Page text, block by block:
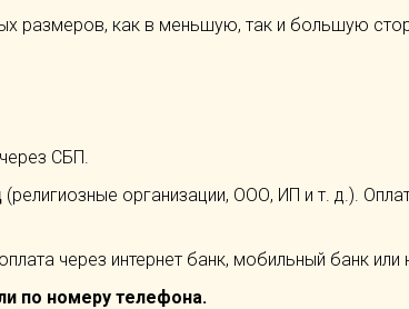
размеров, как в меньшую, так и большую
СБП.
(религиозные организации, ООО, ИП и т. д.).
через интернет банк, мобильный банк
по номеру телефона.